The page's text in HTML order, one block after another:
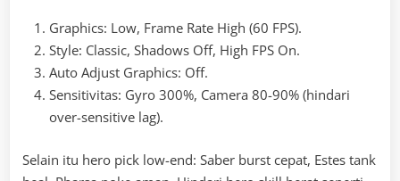
Graphics: Low, Frame Rate High (60 FPS).
Style: Classic, Shadows Off, High FPS On.
Auto Adjust Graphics: Off.
Sensitivitas: Gyro 300%, Camera 80-90% (hindari
over-sensitive lag).
Selain itu hero pick low-end: Saber burst cepat, Estes tank